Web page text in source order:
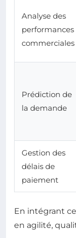
Analyse des
performances
commerciales
Prédiction de
la demande
Gestion des
délais de
paiement
En intégrant
en agilité,